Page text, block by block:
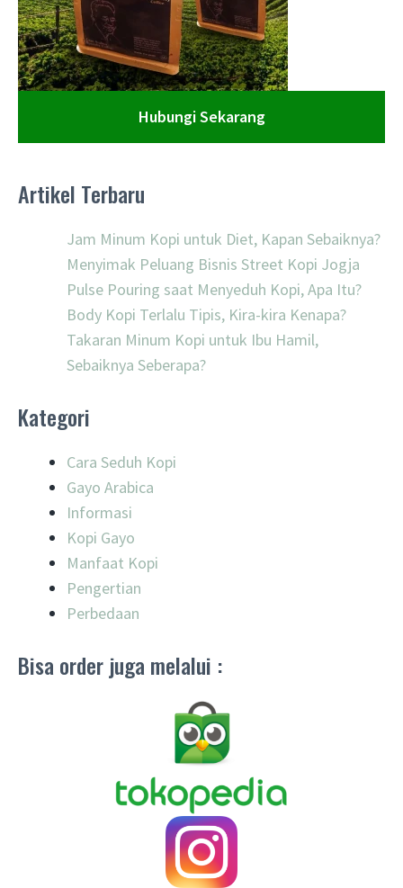
Hubungi Sekarang
Artikel Terbaru
Jam Minum Kopi untuk Diet, Kapan Sebaiknya?
Menyimak Peluang Bisnis Street Kopi Jogja
Pulse Pouring saat Menyeduh Kopi, Apa Itu?
Body Kopi Terlalu Tipis, Kira-kira Kenapa?
Takaran Minum Kopi untuk Ibu Hamil,
Sebaiknya Seberapa?
Kategori
Cara Seduh Kopi
Gayo Arabica
Informasi
Kopi Gayo
Manfaat Kopi
Pengertian
Perbedaan
Bisa order juga melalui :